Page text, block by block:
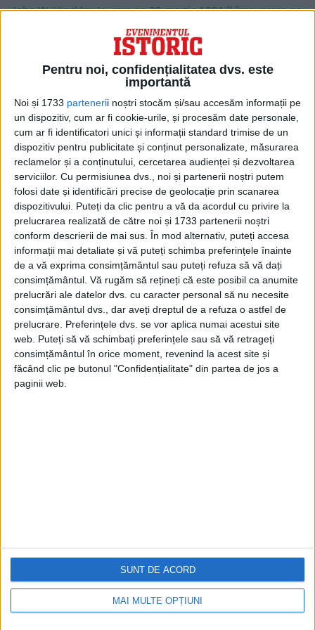
Pentru noi, confidențialitatea dvs. este
importantă
Noi și 1733 partenerii noștri stocăm și/sau accesăm informații pe
un dispozitiv, cum ar fi cookie-urile, și procesăm date personale,
cum ar fi identificatori unici și informații standard trimise de un
dispozitiv pentru publicitate și conținut personalizate, măsurarea
reclamelor și a conținutului, cercetarea audienței și dezvoltarea
serviciilor. Cu permisiunea dvs., noi și partenerii noștri putem
folosi date și identificări precise de geolocație prin scanarea
dispozitivului. Puteți da clic pentru a vă da acordul cu privire la
prelucrarea realizată de către noi și 1733 partenerii noștri
conform descrierii de mai sus. În mod alternativ, puteți accesa
informații mai detaliate și vă puteți schimba preferințele înainte
de a vă exprima consimțământul sau puteți refuza să vă dați
consimțământul. Vă rugăm să rețineți că este posibil ca anumite
prelucrări ale datelor dvs. cu caracter personal să nu necesite
consimțământul dvs., dar aveți dreptul de a refuza o astfel de
prelucrare. Preferințele dvs. se vor aplica numai acestui site
web. Puteți să vă schimbați preferințele sau să vă retrageți
consimțământul în orice moment, revenind la acest site și
făcând clic pe butonul "Confidențialitate" din partea de jos a
paginii web.
MAI MULTE OPȚIUNI
SUNT DE ACORD
John W. Hinckley Jr., care pe 30 martie 1981 îl împușcase pe
ARTICOLE ONLINE
A murit un mare comic de la Hollywood
Actorul american Charles Grodin, vedeta din Beethoven și din
Cursa de la miezul nopții, a fost...
Doctorul Zilei
Infoactual
Editura de carte